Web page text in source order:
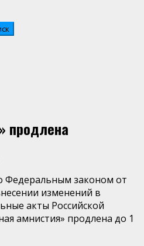
продлена
Федеральным законом от
изменений в
акты Российской
амнистия» продлена до 1